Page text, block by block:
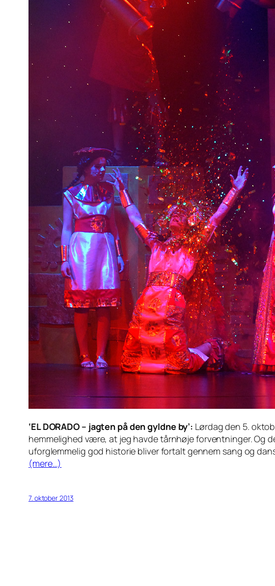
‘EL DORADO – jagten på den gyldne by’: Lørdag den 5.
hemmelighed være, at jeg havde tårnhøje forventninger. Og
uforglemmelig god historie bliver fortalt gennem sang og
(mere…)
7. oktober 2013